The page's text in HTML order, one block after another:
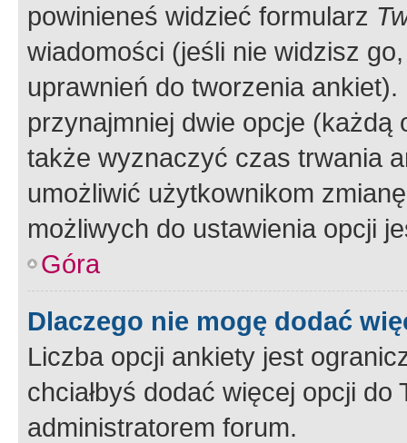
powinieneś widzieć formularz
wiadomości (jeśli nie widzisz
uprawnień do tworzenia
przynajmniej dwie opcje
także wyznaczyć czas trwania
umożliwić użytkownikom
możliwych do ustawienia opcji
Góra
Dlaczego nie mogę dodać
Liczba opcji ankiety jest
chciałbyś dodać więcej opcji
administratorem forum.